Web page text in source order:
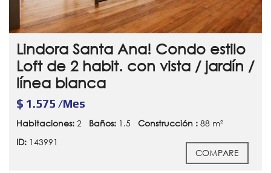
Lindora Santa Ana! Condo estilo
Loft de 2 habit. con vista / jardín /
línea blanca
$ 1.575 /Mes
Habitaciones: 2 Baños: 1.5 Construcción : 88 m²
ID: 143991
COMPARE